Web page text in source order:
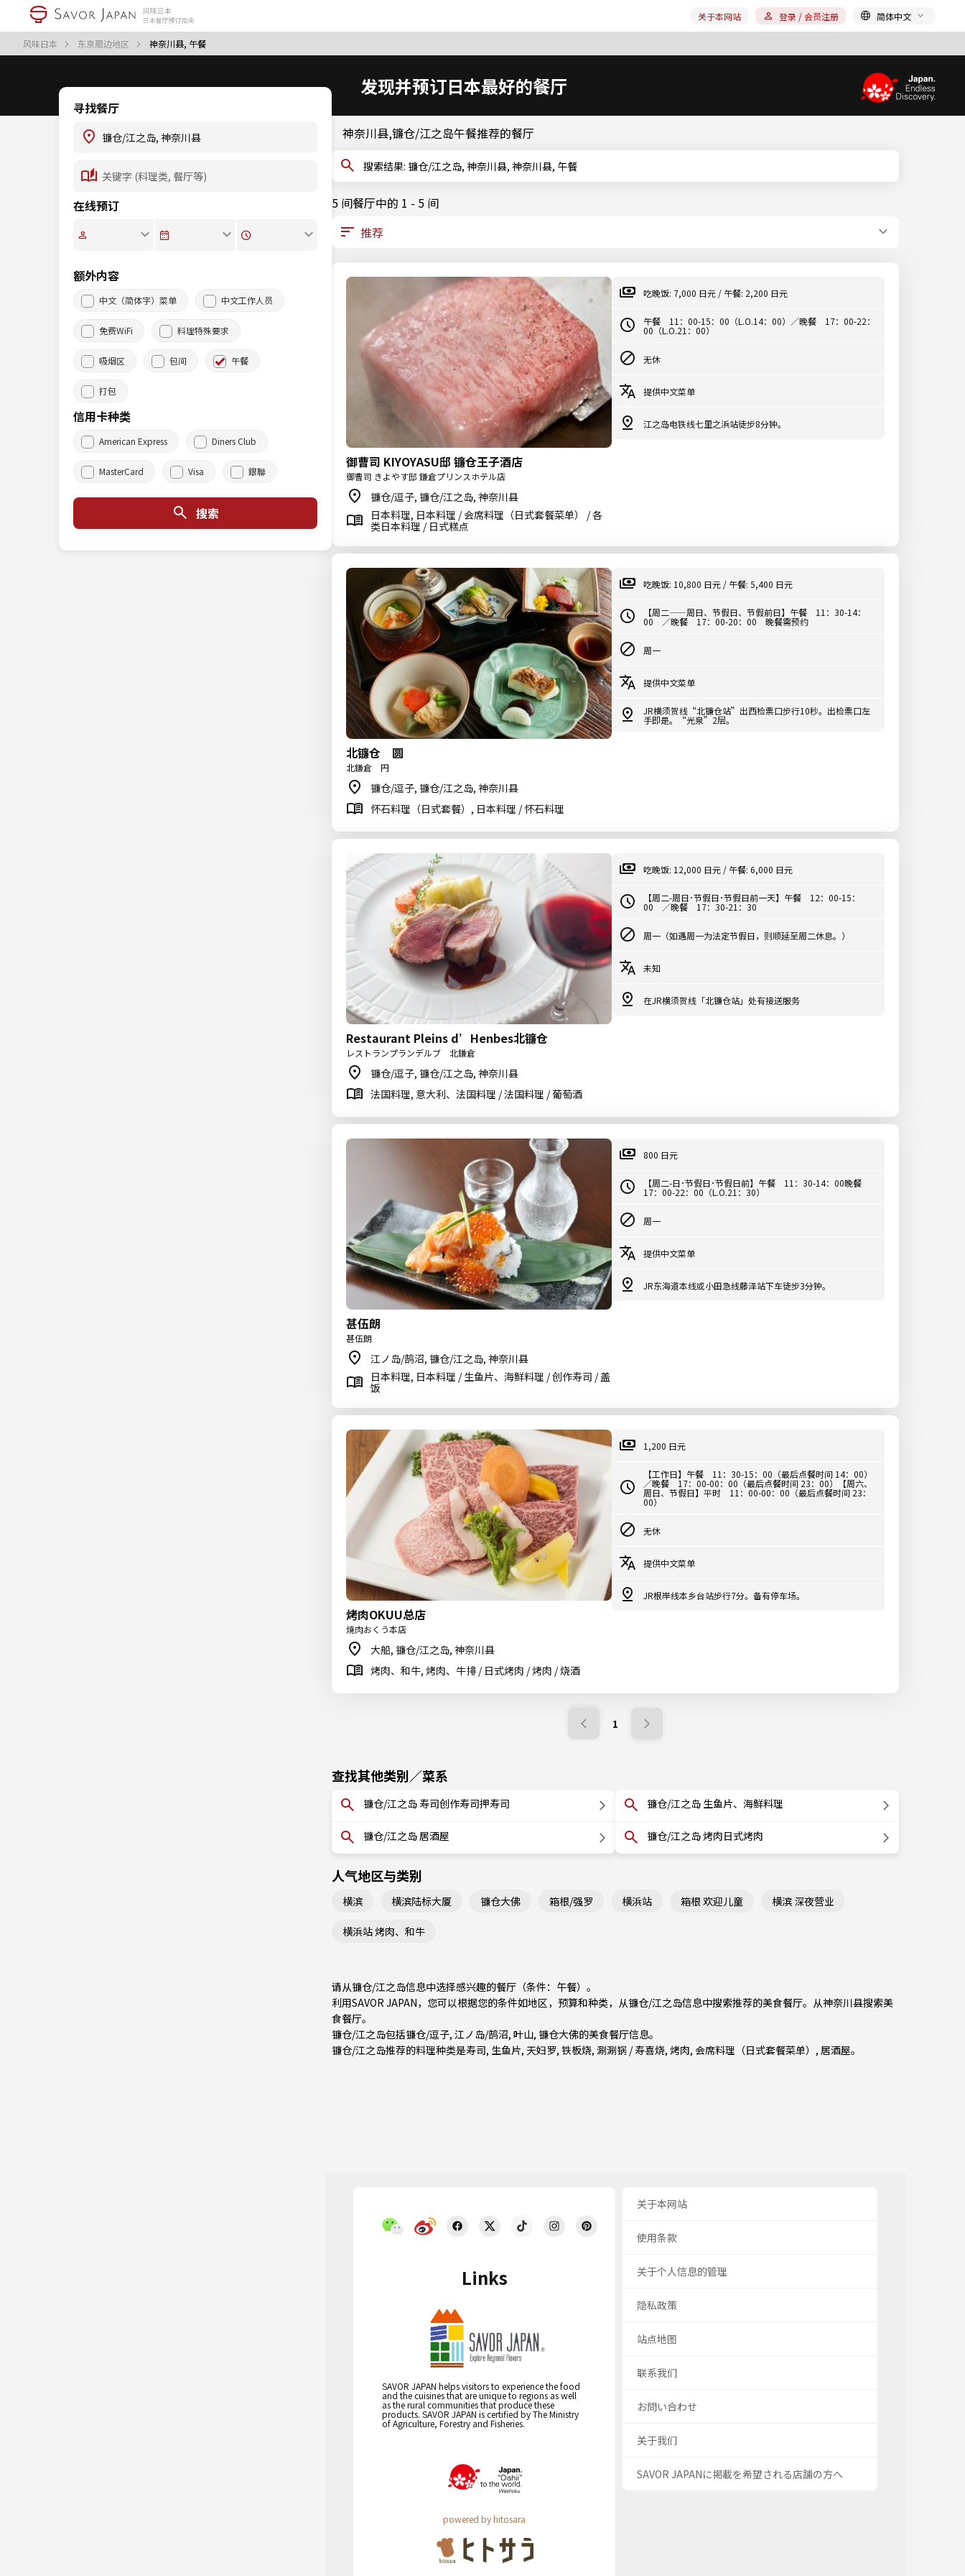
风味日本 东京周边地区 神奈川县, 午餐
关于本网站 登录 / 会员注册 简体中文
发现并预订日本最好的餐厅
寻找餐厅
在线预订
额外内容
中文（简体字）菜单 中文工作人员
免费WiFi 料理特殊要求
吸烟区 包间 午餐
打包
信用卡种类
American Express Diners Club
MasterCard Visa 銀聯
搜索
神奈川县,镰仓/江之岛午餐推荐的餐厅
搜索结果: 镰仓/江之岛, 神奈川县, 神奈川县, 午餐
5 间餐厅中的 1 - 5 间
御曹司 KIYOYASU邸 镰仓王子酒店
御曹司 きよやす邸 鎌倉プリンスホテル店
镰仓/逗子, 镰仓/江之岛, 神奈川县
日本料理, 日本料理 / 会席料理（日式套餐菜单） / 各
类日本料理 / 日式糕点
吃晚饭: 7,000 日元 / 午餐: 2,200 日元
午餐 11：00-15：00（L.O.14：00）／晚餐 17：00-22：
00（L.O.21：00）
无休
提供中文菜单
江之岛电铁线七里之浜站徒步8分钟。
北镰仓 圆
北鎌倉 円
镰仓/逗子, 镰仓/江之岛, 神奈川县
怀石料理（日式套餐）, 日本料理 / 怀石料理
吃晚饭: 10,800 日元 / 午餐: 5,400 日元
【周二——周日、节假日、节假前日】午餐 11：30-14：
00 ／晚餐 17：00-20：00 晚餐需预约
周一
提供中文菜单
JR横须贺线“北镰仓站”出西检票口步行10秒。出检票口左
手即是。“光泉”2层。
Restaurant Pleins d’Henbes北镰仓
レストランプランデルブ 北鎌倉
镰仓/逗子, 镰仓/江之岛, 神奈川县
法国料理, 意大利、法国料理 / 法国料理 / 葡萄酒
吃晚饭: 12,000 日元 / 午餐: 6,000 日元
【周二-周日･节假日･节假日前一天】午餐 12：00-15：
00 ／晚餐 17：30-21：30
周一（如遇周一为法定节假日，则顺延至周二休息。）
未知
在JR横须贺线「北镰仓站」处有接送服务
甚伍朗
甚伍朗
江ノ岛/鹄沼, 镰仓/江之岛, 神奈川县
日本料理, 日本料理 / 生鱼片、海鲜料理 / 创作寿司 / 盖
饭
800 日元
【周二-日･节假日･节假日前】午餐 11：30-14：00晚餐
17：00-22：00（L.O.21：30）
周一
提供中文菜单
JR东海道本线或小田急线藤泽站下车徒步3分钟。
烤肉OKUU总店
焼肉おくう本店
大船, 镰仓/江之岛, 神奈川县
烤肉、和牛, 烤肉、牛排 / 日式烤肉 / 烤肉 / 烧酒
1,200 日元
【工作日】午餐 11：30-15：00（最后点餐时间 14：00）
／晚餐 17：00-00：00（最后点餐时间 23：00）【周六、
周日、节假日】平时 11：00-00：00（最后点餐时间 23：
00）
无休
提供中文菜单
JR根岸线本乡台站步行7分。备有停车场。
1
查找其他类别／菜系
镰仓/江之岛 寿司创作寿司押寿司
镰仓/江之岛 居酒屋
镰仓/江之岛 生鱼片、海鲜料理
镰仓/江之岛 烤肉日式烤肉
人气地区与类别
横滨 横滨陆标大厦 镰仓大佛 箱根/强罗 横浜站 箱根 欢迎儿童 横滨 深夜营业
横浜站 烤肉、和牛
请从镰仓/江之岛信息中选择感兴趣的餐厅（条件：午餐）。
利用SAVOR JAPAN，您可以根据您的条件如地区，预算和种类，从镰仓/江之岛信息中搜索推荐的美食餐厅。从神奈川县搜索美
食餐厅。
镰仓/江之岛包括镰仓/逗子, 江ノ岛/鹄沼, 叶山, 镰仓大佛的美食餐厅信息。
镰仓/江之岛推荐的料理种类是寿司, 生鱼片, 天妇罗, 铁板烧, 涮涮锅 / 寿喜烧, 烤肉, 会席料理（日式套餐菜单） , 居酒屋。
Links
SAVOR JAPAN helps visitors to experience the food
and the cuisines that are unique to regions as well
as the rural communities that produce these
products. SAVOR JAPAN is certified by The Ministry
of Agriculture, Forestry and Fisheries.
powered by hitosara
关于本网站
使用条款
关于个人信息的管理
隐私政策
站点地图
联系我们
お問い合わせ
关于我们
SAVOR JAPANに掲載を希望される店舗の方へ